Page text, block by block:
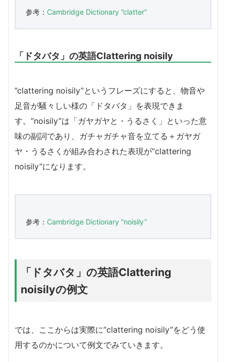
参考： Cambridge Dictionary ”clatter”
「ドタバタ」の英語Clattering noisily
”clattering noisily”というフレーズにすると、物音や
足音が騒々しい様の「ドタバタ」を表現できま
す。”noisily”は「ガヤガヤと・うるさく」といった意
味の副詞であり、ガチャガチャ音を立てる＋ガヤガ
ヤ・うるさくが組み合わされた表現が”clattering
noisily”になります。
参考： Cambridge Dictionary ”noisily”
「ドタバタ」の英語Clattering
noisilyの例文
では、ここからは実際に”clattering noisily”をどう使
用するのかについて例文でみていきます。